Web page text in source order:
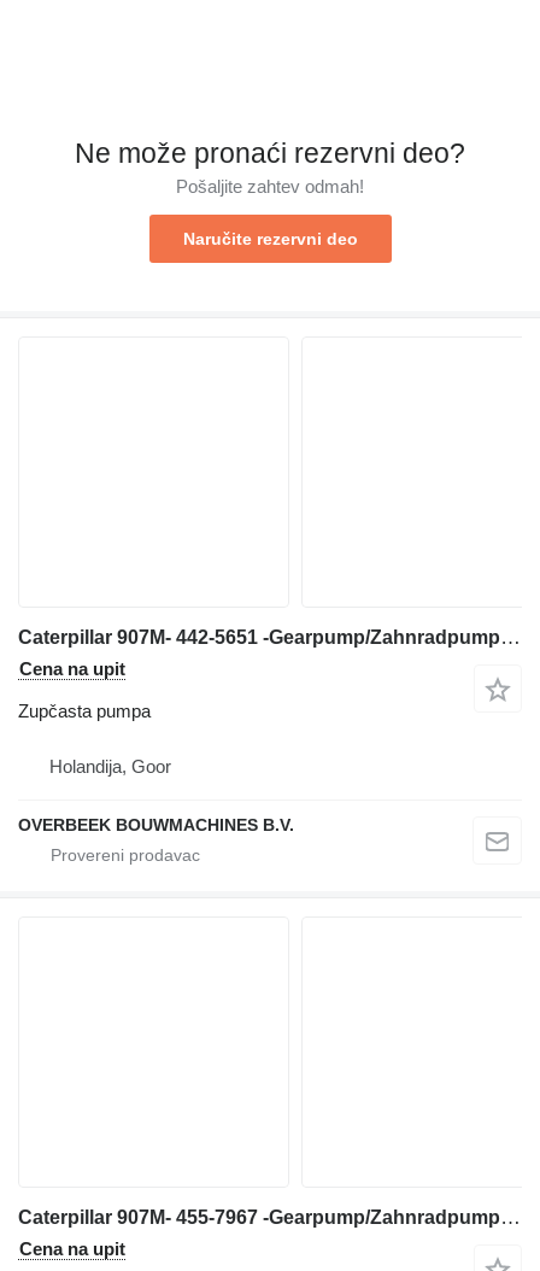
Ne može pronaći rezervni dеo?
Pošaljite zahtev odmah!
Naručite rezervni dеo
Caterpillar 907M- 442-5651 -Gearpump/Zahnradpumpe/Tandwielpomp zupčasta pumpa za prednjeg utovarivača
Cena na upit
Zupčasta pumpa
Holandija, Goor
OVERBEEK BOUWMACHINES B.V.
Caterpillar 907M- 455-7967 -Gearpump/Zahnradpumpe/Tandwielpomp zupčasta pumpa za prednjeg utovarivača
Cena na upit